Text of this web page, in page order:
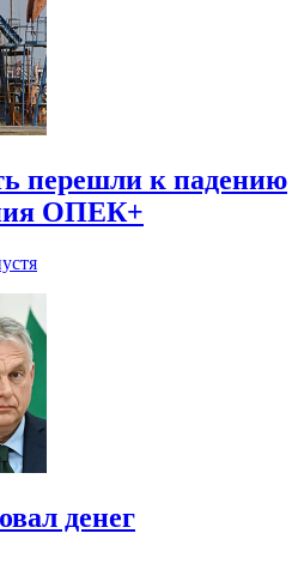
перешли к падению
ОПЕК+
денег